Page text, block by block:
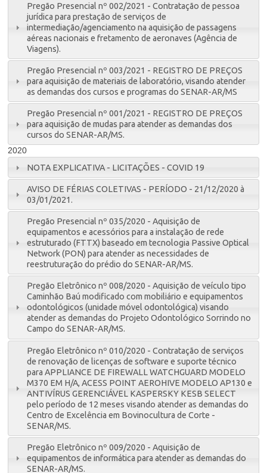
Pregão Presencial nº 002/2021 - Contratação de pessoa
jurídica para prestação de serviços de
intermediação/agenciamento na aquisição de passagens
aéreas nacionais e fretamento de aeronaves (Agência de
Viagens).
Pregão Presencial nº 003/2021 - REGISTRO DE PREÇOS
para aquisição de materiais de laboratório, visando atender
as demandas dos cursos e programas do SENAR-AR/MS
Pregão Presencial nº 001/2021 - REGISTRO DE PREÇOS
para aquisição de mudas para atender as demandas dos
cursos do SENAR-AR/MS.
2020
NOTA EXPLICATIVA - LICITAÇÕES - COVID 19
AVISO DE FÉRIAS COLETIVAS - PERÍODO - 21/12/2020 à
03/01/2021.
Pregão Presencial nº 035/2020 - Aquisição de
equipamentos e acessórios para a instalação de rede
estruturado (FTTX) baseado em tecnologia Passive Optical
Network (PON) para atender as necessidades de
reestruturação do prédio do SENAR-AR/MS.
Pregão Eletrônico nº 008/2020 - Aquisição de veículo tipo
Caminhão Baú modificado com mobiliário e equipamentos
odontológicos (unidade móvel odontológica) visando
atender as demandas do Projeto Odontológico Sorrindo no
Campo do SENAR-AR/MS.
Pregão Eletrônico nº 010/2020 - Contratação de serviços
de renovação de licenças de software e suporte técnico
para APPLIANCE DE FIREWALL WATCHGUARD MODELO
M370 EM H/A, ACESS POINT AEROHIVE MODELO AP130 e
ANTIVÍRUS GERENCIÁVEL KASPERSKY KESB SELECT
pelo período de 12 meses visando atender as demandas do
Centro de Excelência em Bovinocultura de Corte -
SENAR/MS.
Pregão Eletrônico nº 009/2020 - Aquisição de
equipamentos de informática para atender as demandas do
SENAR-AR/MS.